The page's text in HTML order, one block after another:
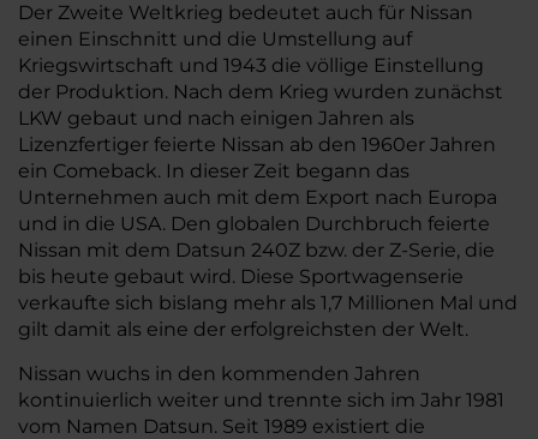
Der Zweite Weltkrieg bedeutet auch für Nissan
einen Einschnitt und die Umstellung auf
Kriegswirtschaft und 1943 die völlige Einstellung
der Produktion. Nach dem Krieg wurden zunächst
LKW gebaut und nach einigen Jahren als
Lizenzfertiger feierte Nissan ab den 1960er Jahren
ein Comeback. In dieser Zeit begann das
Unternehmen auch mit dem Export nach Europa
und in die USA. Den globalen Durchbruch feierte
Nissan mit dem Datsun 240Z bzw. der Z-Serie, die
bis heute gebaut wird. Diese Sportwagenserie
verkaufte sich bislang mehr als 1,7 Millionen Mal und
gilt damit als eine der erfolgreichsten der Welt.
Nissan wuchs in den kommenden Jahren
kontinuierlich weiter und trennte sich im Jahr 1981
vom Namen Datsun. Seit 1989 existiert die